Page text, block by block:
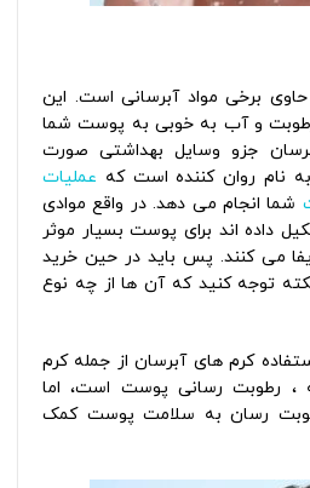
برخی مواد آبرسانی است. این
و آب به خوبی به پوست شما
جزو وسایل بهداشتی صورت
نام روان کننده است که عملیات
شما انجام می دهد. در واقع موادی
داده اند برای پوست بسیار موثر
می کنند. پس باید در حین خرید
توجه کنید که آن ها از چه نوع
کرم های آبرسان از جمله کرم
رطوبت رسانی پوست است، اما
رسان به سلامت پوست کمک